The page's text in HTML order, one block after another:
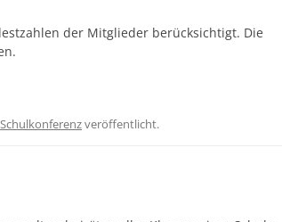
der Mitglieder berücksichtigt. Die
Schulkonferenzveröffentlicht.